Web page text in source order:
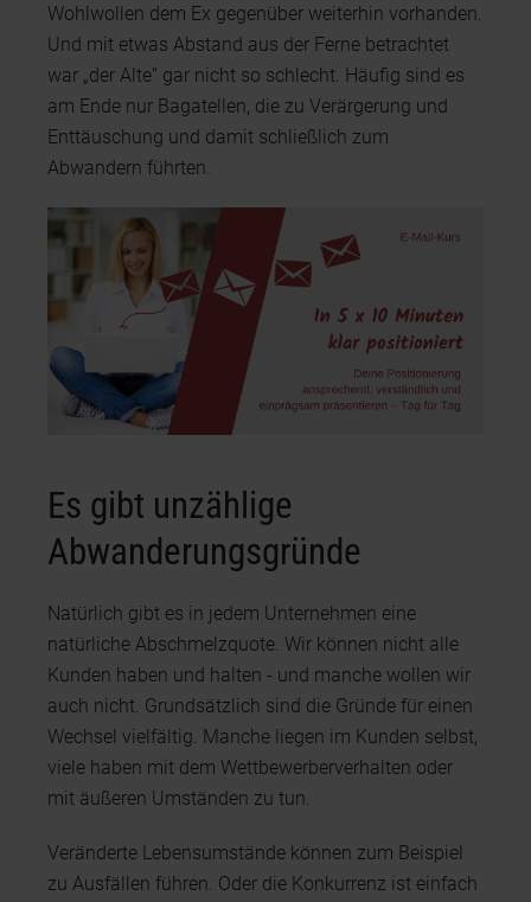
Wohlwollen dem Ex gegenüber weiterhin vorhanden.
Und mit etwas Abstand aus der Ferne betrachtet
war „der Alte“ gar nicht so schlecht. Häufig sind es
am Ende nur Bagatellen, die zu Verärgerung und
Enttäuschung und damit schließlich zum
Abwandern führten.
Es gibt unzählige
Abwanderungsgründe
Natürlich gibt es in jedem Unternehmen eine
natürliche Abschmelzquote. Wir können nicht alle
Kunden haben und halten - und manche wollen wir
auch nicht. Grundsätzlich sind die Gründe für einen
Wechsel vielfältig. Manche liegen im Kunden selbst,
viele haben mit dem Wettbewerberverhalten oder
mit äußeren Umständen zu tun.
Veränderte Lebensumstände können zum Beispiel
zu Ausfällen führen. Oder die Konkurrenz ist einfach